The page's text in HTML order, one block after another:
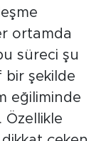
ortamda
süreci şu
bir şekilde
eğiliminde